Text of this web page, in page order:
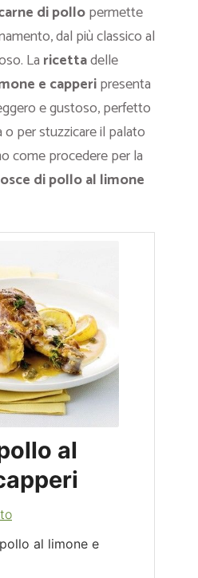
di pollopermette
dal più classico al
La ricettadelle
e capperipresenta
e gustoso, perfetto
o per stuzzicare il palato
come procedere per la
di pollo al limone
al
al limone e